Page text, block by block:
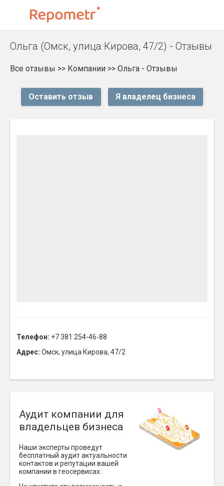
Ольга (Омск, улица Кирова, 47/2) - Отзывы
Все отзывы >> Компании >> Ольга - Отзывы
Оставить отзыв Я владелец бизнеса
Телефон: +7 381 254-46-88
Адрес: Омск, улица Кирова, 47/2
Аудит компании для
владельцев бизнеса
Наши эксперты проведут
бесплатный аудит актуальности
контактов и репутации вашей
компании в геосервисах.